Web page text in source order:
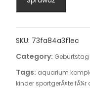
SKU: 73fa84a3f1ec
Category: Geburtstag
Tags: aquarium
kinder sportgerÃ¤te fÃ¼r